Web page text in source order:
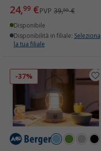
24,99 €PVP 39,99€
Disponibile
Disponibilità in filiale: Seleziona
la tua filiale
-37%